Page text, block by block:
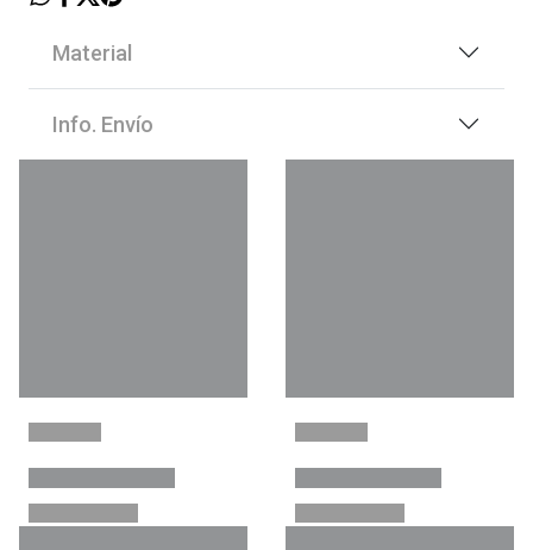
Material
Info. Envío